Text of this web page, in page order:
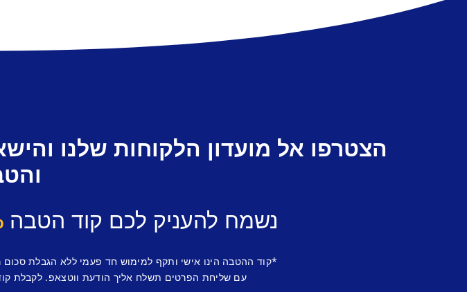
הצטרפו אל מועדון הלקוחות שלנו
נשמח להעניק לכם קוד הטבה
*קוד ההטבה הינו אישי ותקף למימוש חד פעמי ללא הגבלת
עם שליחת הפרטים תשלח אליך הודעת ווטצאפ. לקבלת